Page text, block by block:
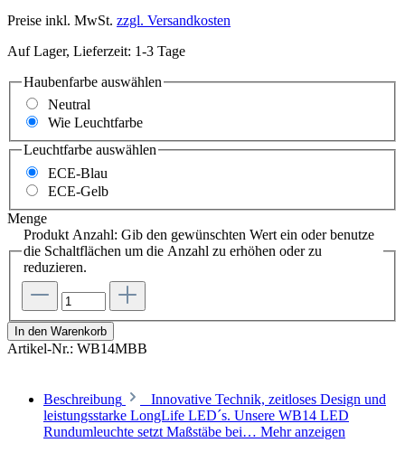
Preise inkl. MwSt. zzgl. Versandkosten
Auf Lager, Lieferzeit: 1-3 Tage
Haubenfarbe auswählen
Neutral
Wie Leuchtfarbe
Leuchtfarbe auswählen
ECE-Blau
ECE-Gelb
Menge
Produkt Anzahl: Gib den gewünschten Wert ein oder benutze
die Schaltflächen um die Anzahl zu erhöhen oder zu
reduzieren.
In den Warenkorb
Artikel-Nr.: WB14MBB
Beschreibung
Innovative Technik, zeitloses Design und
leistungsstarke LongLife LED´s. Unsere WB14 LED
Rundumleuchte setzt Maßstäbe bei… Mehr anzeigen